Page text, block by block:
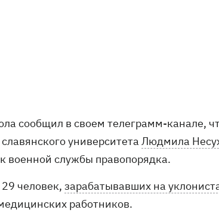
сообщил в своем телеграмм-канале,
университета Людмила
военной службы правопорядка.
человек, зарабатывавших на
работников.